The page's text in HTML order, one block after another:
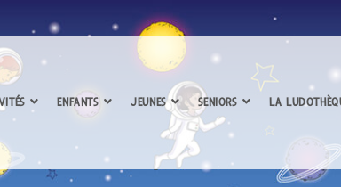
ENFANTS JEUNES SENIORS LA